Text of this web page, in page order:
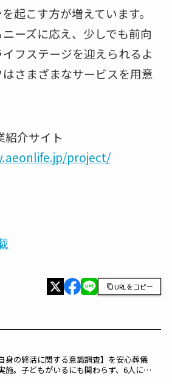
起こす方が増えています。
ーズに応え、少しでも前向
フステージを迎えられるよ
さまざまなサービスを用意
紹介サイト
project/
URLをコピー
自身の終活に関する意識調査】を安心葬儀
施。子どもがいるにも関わらず、6人に1